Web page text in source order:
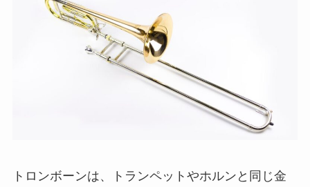
トロンボーンは、トランペットやホルンと同じ金